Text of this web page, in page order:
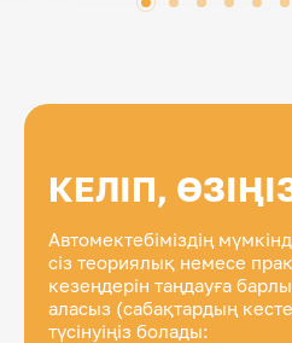
КЕЛІП,
Автомектебіміздің
сіз теориялық немесе
кезеңдерін таңдауға
аласыз (сабақтардың
түсінуіңіз болады: